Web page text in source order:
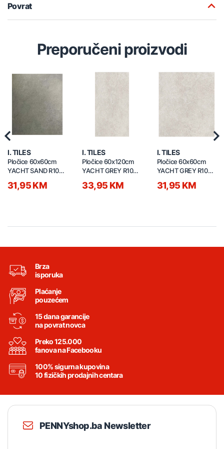
Povrat
Preporučeni proizvodi
I. TILES
Pločice 60x60cm
YACHT SAND R10
31,95 KM
I. TILES
Pločice 60x120cm
YACHT GREY R10
33,95 KM
I. TILES
Pločice 60x60cm
YACHT GREY R10
31,95 KM
Brza
isporuka
Plaćanje
pouzećem
15 dana garancije
na povrat novca
Preko 125.000
fanova na Facebooku
100% sigurna kupovina
10 fizičkih prodajnih centara
PENNYshop.ba Newsletter